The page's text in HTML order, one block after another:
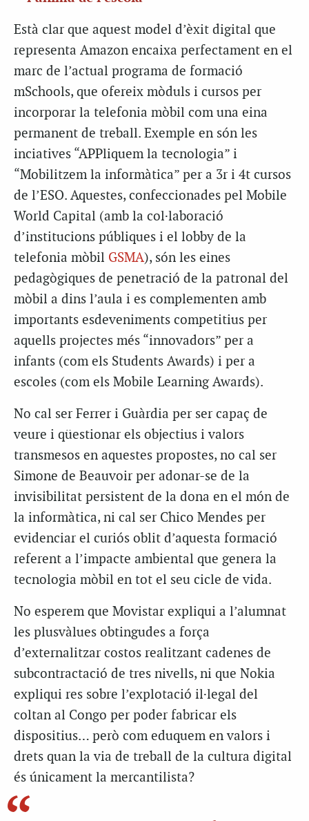
Està clar que aquest model d’èxit digital que
representa Amazon encaixa perfectament en el
marc de l’actual programa de formació
mSchools, que ofereix mòduls i cursos per
incorporar la telefonia mòbil com una eina
permanent de treball. Exemple en són les
inciatives “APPliquem la tecnologia” i
“Mobilitzem la informàtica” per a 3r i 4t cursos
de l’ESO. Aquestes, confeccionades pel Mobile
World Capital (amb la col·laboració
d’institucions públiques i el lobby de la
telefonia mòbil GSMA), són les eines
pedagògiques de penetració de la patronal del
mòbil a dins l’aula i es complementen amb
importants esdeveniments competitius per
aquells projectes més “innovadors” per a
infants (com els Students Awards) i per a
escoles (com els Mobile Learning Awards).
No cal ser Ferrer i Guàrdia per ser capaç de
veure i qüestionar els objectius i valors
transmesos en aquestes propostes, no cal ser
Simone de Beauvoir per adonar-se de la
invisibilitat persistent de la dona en el món de
la informàtica, ni cal ser Chico Mendes per
evidenciar el curiós oblit d’aquesta formació
referent a l’impacte ambiental que genera la
tecnologia mòbil en tot el seu cicle de vida.
No esperem que Movistar expliqui a l’alumnat
les plusvàlues obtingudes a força
d’externalitzar costos realitzant cadenes de
subcontractació de tres nivells, ni que Nokia
expliqui res sobre l’explotació il·legal del
coltan al Congo per poder fabricar els
dispositius… però com eduquem en valors i
drets quan la via de treball de la cultura digital
és únicament la mercantilista?